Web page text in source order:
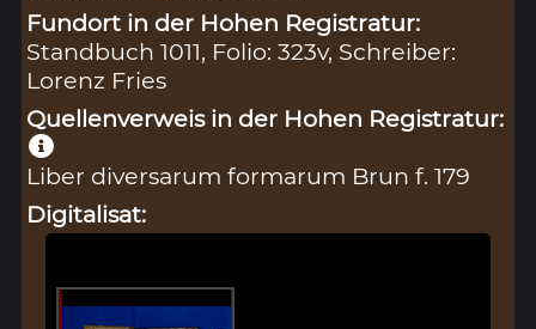
Fundort in der Hohen Registratur:
Standbuch 1011, Folio: 323v, Schreiber:
Lorenz Fries
Quellenverweis in der Hohen Registratur:
Liber diversarum formarum Brun f. 179
Digitalisat: